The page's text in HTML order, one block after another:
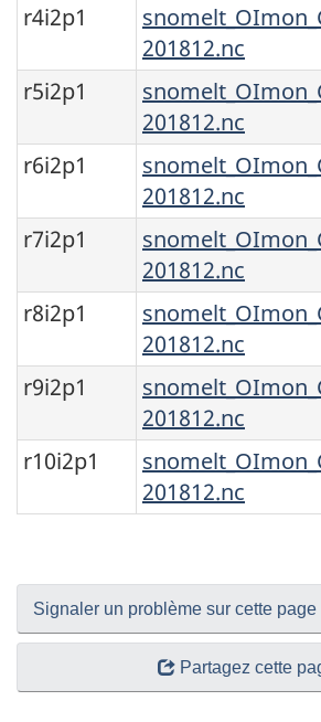
r4i2p1
201812.nc
r5i2p1
201812.nc
r6i2p1
201812.nc
r7i2p1
201812.nc
r8i2p1
201812.nc
r9i2p1
201812.nc
r10i2p1
201812.nc
Signaler un problème sur cette page
Partagez cette